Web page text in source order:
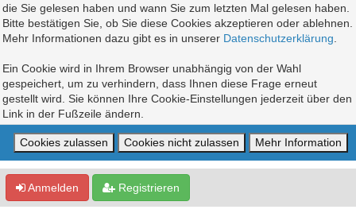
die Sie gelesen haben und wann Sie zum letzten Mal gelesen haben.
Bitte bestätigen Sie, ob Sie diese Cookies akzeptieren oder ablehnen.
Mehr Informationen dazu gibt es in unserer Datenschutzerklärung
Ein Cookie wird in Ihrem Browser unabhängig von der Wahl
gespeichert, um zu verhindern, dass Ihnen diese Frage erneut
gestellt wird. Sie können Ihre Cookie-Einstellungen jederzeit über den
Link in der Fußzeile ändern.
Anmelden Registrieren